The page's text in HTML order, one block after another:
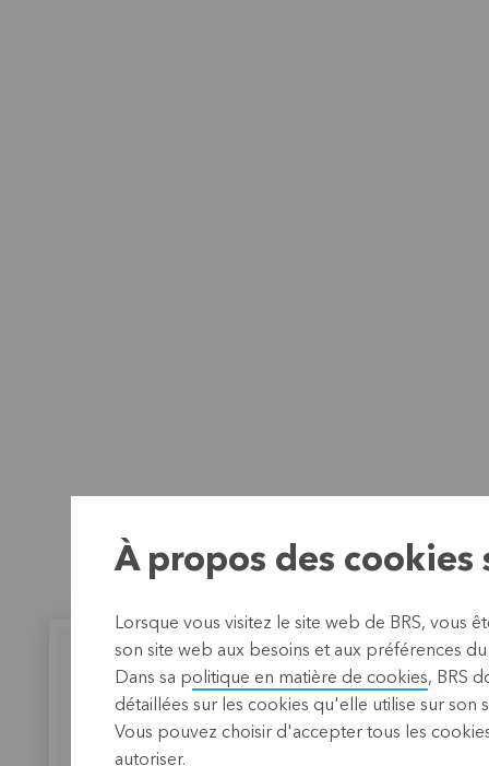
Avec BRS
À propos des cookies
Lorsque vous visitez le site web de BRS, vous
son site web aux besoins et aux préférences
Dans sa politique en matière de cookies, BRS
détaillées sur les cookies qu'elle utilise sur son
Vous pouvez choisir d'accepter tous les
autoriser.